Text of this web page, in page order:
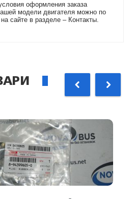
оформления заказа
модели двигателя можно по
сайте в разделе – Контакты.